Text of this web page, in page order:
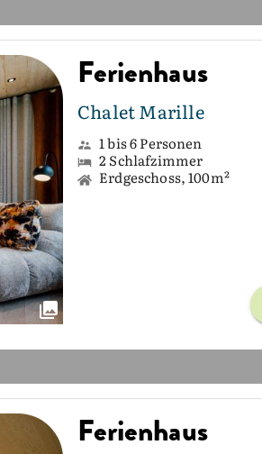
Ferienhaus
Chalet Marille
1 bis 6 Personen
2 Schlafzimmer
Erdgeschoss, 100m²
Ferienhaus